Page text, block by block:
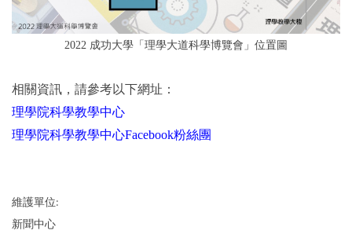
2022 成功大學「理學大道科學博覽會」位置圖
相關資訊，請參考以下網址：
理學院科學教學中心
理學院科學教學中心Facebook粉絲團
維護單位:
新聞中心